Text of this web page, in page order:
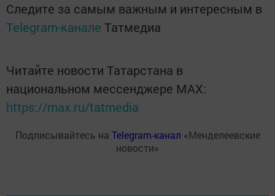
Следите за самым важным и интересным в
Telegram-канале Татмедиа
Читайте новости Татарстана в
национальном мессенджере MАХ:
https://max.ru/tatmedia
Подписывайтесь на Telegram-канал «Менделеевские
новости»